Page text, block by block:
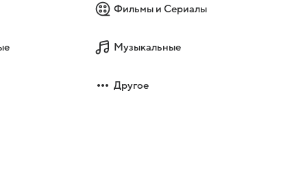
Фильмы и Сериалы
Музыкальные
Другое